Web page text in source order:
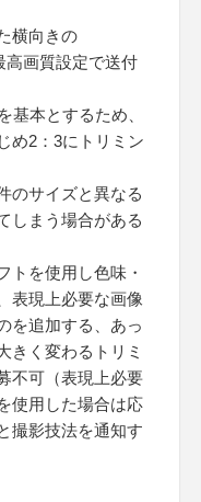
横向きの
高画質設定で送付
本とするため、
め2：3にトリミン
のサイズと異なる
しまう場合がある
トを使用し色味・
表現上必要な画像
を追加する、あっ
きく変わるトリミ
不可（表現上必要
使用した場合は応
撮影技法を通知す